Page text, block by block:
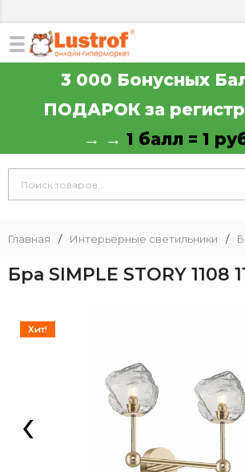
3 000 Бонусных
ПОДАРОК за
→ → 1 балл = 1
Главная / Интерьерные светильники /
Бра SIMPLE STORY 1108
Хит!
‹